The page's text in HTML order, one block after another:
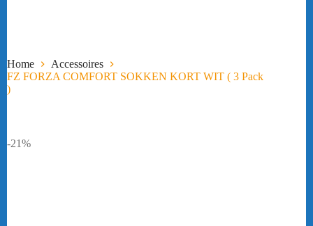
Home
Accessoires
FZ FORZA COMFORT SOKKEN KORT WIT ( 3 Pack
)
-21%